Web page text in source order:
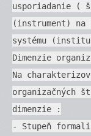
usporiadanie (
(instrument) na
systému
Dimenzie
Na
organizačných
dimenzie :
- Stupeň